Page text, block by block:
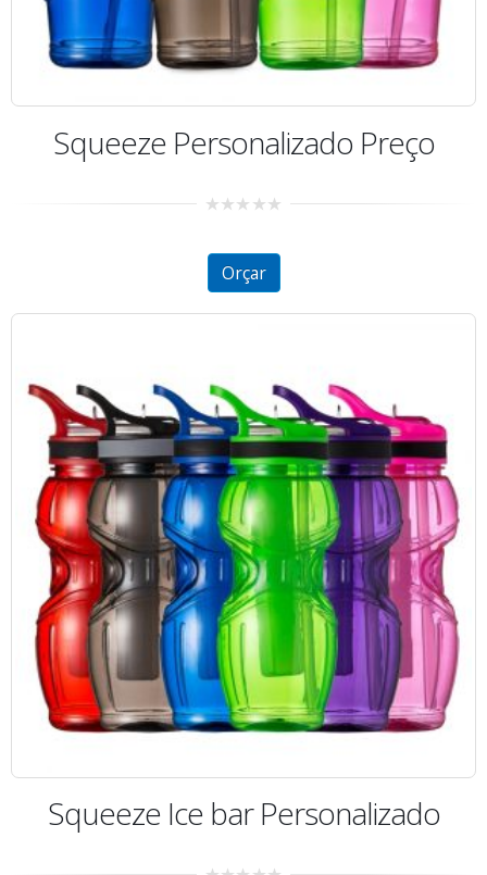
Squeeze Personalizado Preço
of
Orçar
Squeeze Ice bar Personalizado